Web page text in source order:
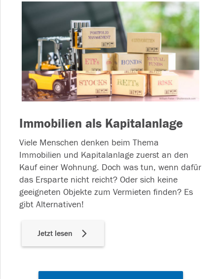
Immobilien als Kapitalanlage
Viele Menschen denken beim Thema
Immobilien und Kapitalanlage zuerst an den
Kauf einer Wohnung. Doch was tun, wenn dafür
das Ersparte nicht reicht? Oder sich keine
geeigneten Objekte zum Vermieten finden? Es
gibt Alternativen!
Jetzt lesen